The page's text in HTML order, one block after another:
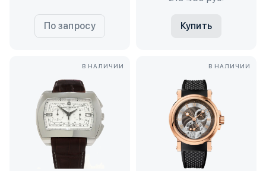
По запросу Купить
В НАЛИЧИИ В НАЛИЧИИ